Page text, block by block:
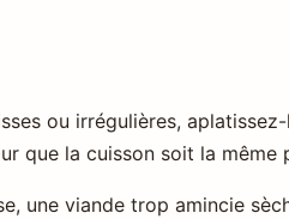
ou irrégulières,
que la cuisson soit la même
une viande trop amincie